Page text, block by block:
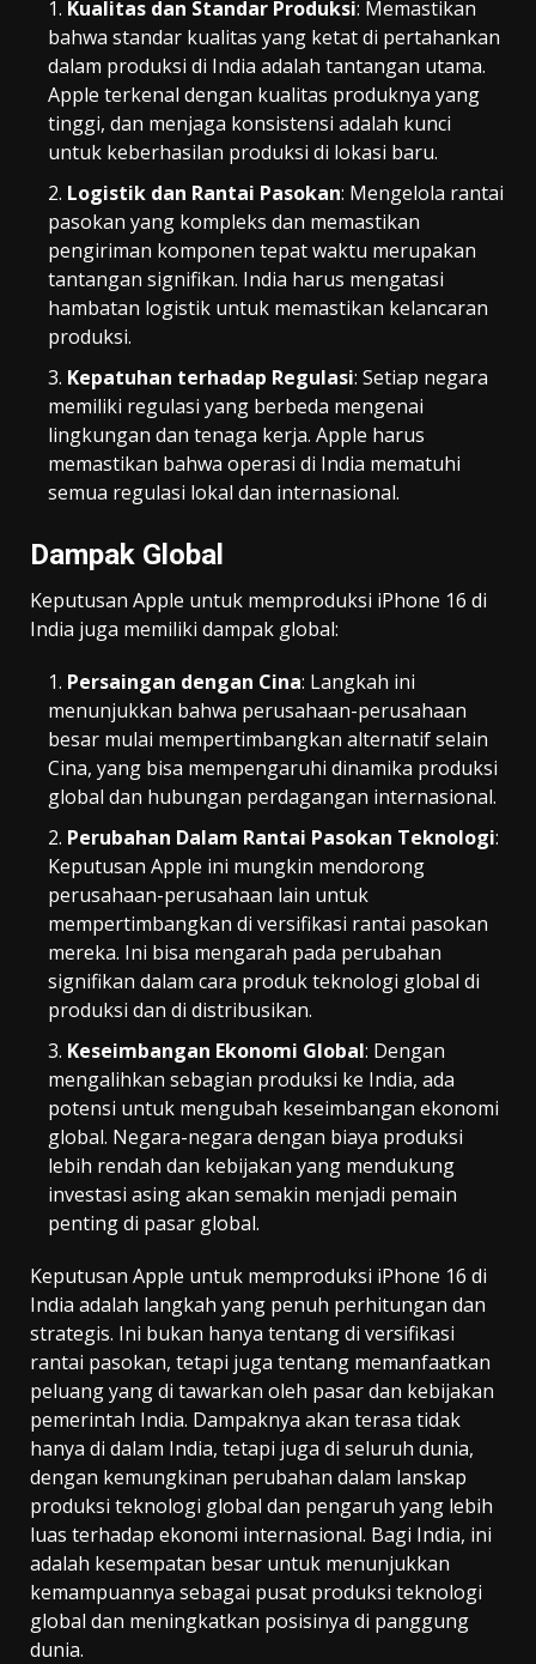
Kualitas dan Standar Produksi: Memastikan
bahwa standar kualitas yang ketat di pertahankan
dalam produksi di India adalah tantangan utama.
Apple terkenal dengan kualitas produknya yang
tinggi, dan menjaga konsistensi adalah kunci
untuk keberhasilan produksi di lokasi baru.
Logistik dan Rantai Pasokan: Mengelola rantai
pasokan yang kompleks dan memastikan
pengiriman komponen tepat waktu merupakan
tantangan signifikan. India harus mengatasi
hambatan logistik untuk memastikan kelancaran
produksi.
Kepatuhan terhadap Regulasi: Setiap negara
memiliki regulasi yang berbeda mengenai
lingkungan dan tenaga kerja. Apple harus
memastikan bahwa operasi di India mematuhi
semua regulasi lokal dan internasional.
Dampak Global
Keputusan Apple untuk memproduksi iPhone 16 di
India juga memiliki dampak global:
Persaingan dengan Cina: Langkah ini
menunjukkan bahwa perusahaan-perusahaan
besar mulai mempertimbangkan alternatif selain
Cina, yang bisa mempengaruhi dinamika produksi
global dan hubungan perdagangan internasional.
Perubahan Dalam Rantai Pasokan Teknologi:
Keputusan Apple ini mungkin mendorong
perusahaan-perusahaan lain untuk
mempertimbangkan di versifikasi rantai pasokan
mereka. Ini bisa mengarah pada perubahan
signifikan dalam cara produk teknologi global di
produksi dan di distribusikan.
Keseimbangan Ekonomi Global: Dengan
mengalihkan sebagian produksi ke India, ada
potensi untuk mengubah keseimbangan ekonomi
global. Negara-negara dengan biaya produksi
lebih rendah dan kebijakan yang mendukung
investasi asing akan semakin menjadi pemain
penting di pasar global.
Keputusan Apple untuk memproduksi iPhone 16 di
India adalah langkah yang penuh perhitungan dan
strategis. Ini bukan hanya tentang di versifikasi
rantai pasokan, tetapi juga tentang memanfaatkan
peluang yang di tawarkan oleh pasar dan kebijakan
pemerintah India. Dampaknya akan terasa tidak
hanya di dalam India, tetapi juga di seluruh dunia,
dengan kemungkinan perubahan dalam lanskap
produksi teknologi global dan pengaruh yang lebih
luas terhadap ekonomi internasional. Bagi India, ini
adalah kesempatan besar untuk menunjukkan
kemampuannya sebagai pusat produksi teknologi
global dan meningkatkan posisinya di panggung
dunia.